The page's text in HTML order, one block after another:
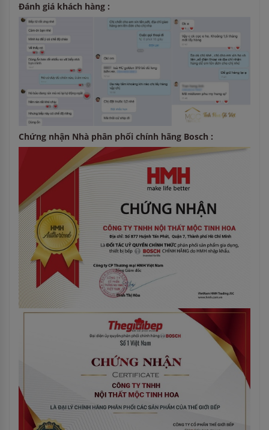
Đánh giá khách hàng :
Chứng nhận Nhà phân phối chính hãng Bosch :